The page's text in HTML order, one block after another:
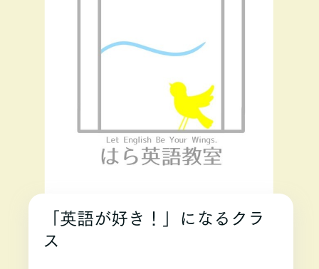
「英語が好き！」になるクラ
ス